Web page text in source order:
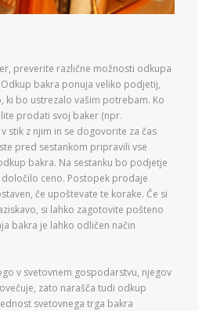
preverite različne možnosti odkupa
bakra ponuja veliko podjetij,
ki bo ustrezalo vašim potrebam. Ko
prodati svoj baker (npr.
stik z njim in se dogovorite za čas
pred sestankom pripravili vse
bakra. Na sestanku bo podjetje
ceno. Postopek prodaje
če upoštevate te korake. Če si
si lahko zagotovite pošteno
bakra je lahko odličen način
v svetovnem gospodarstvu, njegov
zato narašča tudi odkup
svetovnega trga bakra